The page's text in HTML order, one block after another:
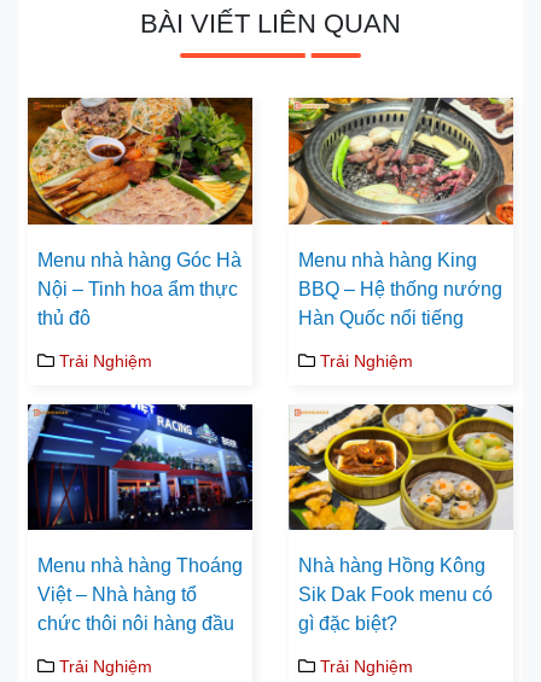
BÀI VIẾT LIÊN QUAN
Menu nhà hàng Góc Hà
Nội – Tinh hoa ẩm thực
thủ đô
Trải Nghiệm
Menu nhà hàng King
BBQ – Hệ thống nướng
Hàn Quốc nổi tiếng
Trải Nghiệm
Menu nhà hàng Thoáng
Việt – Nhà hàng tổ
chức thôi nôi hàng đầu
Trải Nghiệm
Nhà hàng Hồng Kông
Sik Dak Fook menu có
gì đặc biệt?
Trải Nghiệm